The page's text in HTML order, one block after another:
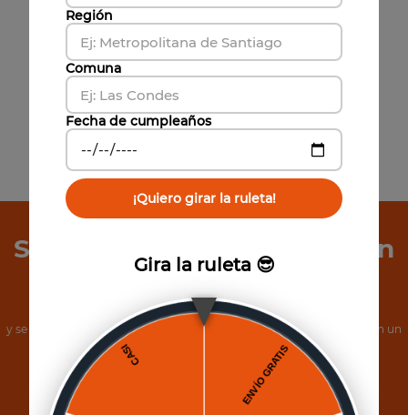
Pinky Rosé Spritz
Suscríbete a Nuestro Boletín
de Noticias
y se el primero en conocer nuestras increíbles ofertas, además, obtén un
cupón de 5% de descuento.
Gira la ruleta 😎
Región
Comuna
Fecha de cumpleaños
¡Quiero girar la ruleta!